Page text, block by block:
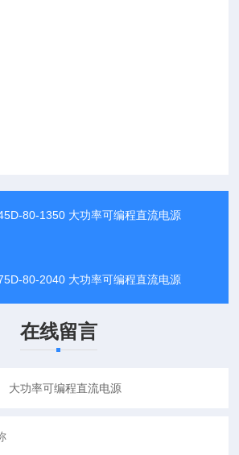
80-1350 大功率可编程直流电源
80-2040 大功率可编程直流电源
在线留言